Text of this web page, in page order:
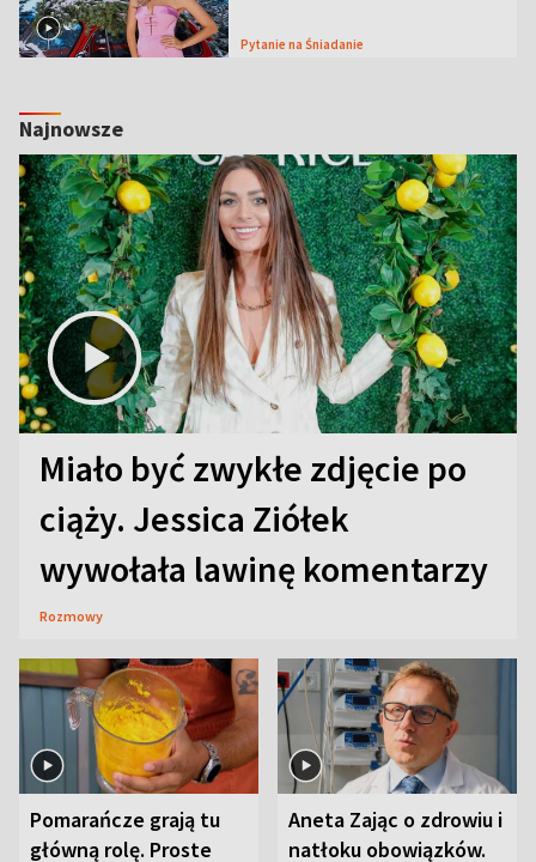
Pytanie na Śniadanie
Najnowsze
Miało być zwykłe zdjęcie po
ciąży. Jessica Ziółek
wywołała lawinę komentarzy
Rozmowy
Pomarańcze grają tu
główną rolę. Proste
Aneta Zając o zdrowiu i
natłoku obowiązków.